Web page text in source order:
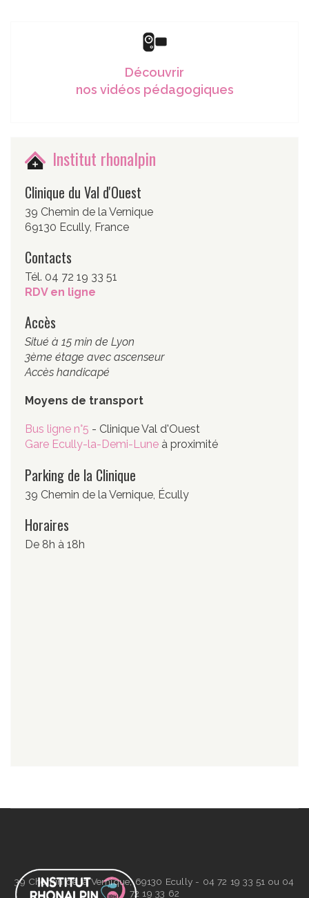
Découvrir
nos vidéos pédagogiques
Institut rhonalpin
Clinique du Val d'Ouest
39 Chemin de la Vernique
69130 Ecully, France
Contacts
Tél. 04 72 19 33 51
RDV en ligne
Accès
Situé à 15 min de Lyon
3ème étage avec ascenseur
Accès handicapé
Moyens de transport
Bus ligne n°5 - Clinique Val d'Ouest
Gare Ecully-la-Demi-Lune à proximité
Parking de la Clinique
39 Chemin de la Vernique, Écully
Horaires
De 8h à 18h
39 Chemin de la Vernique, 69130 Ecully - 04 72 19 33 51 ou 04
72 19 33 62